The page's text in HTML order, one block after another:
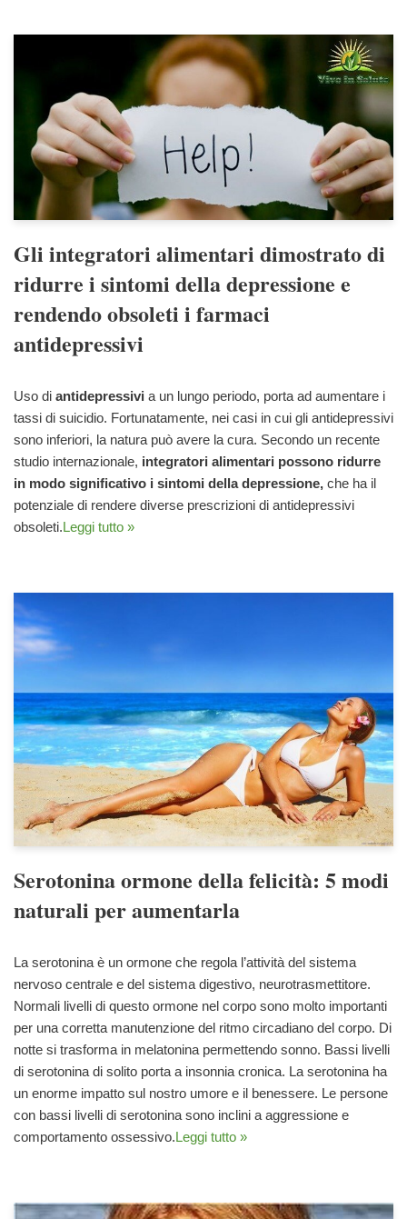
Gli integratori alimentari dimostrato di
ridurre i sintomi della depressione e
rendendo obsoleti i farmaci
antidepressivi
Uso di antidepressivi a un lungo periodo, porta ad aumentare i
tassi di suicidio. Fortunatamente, nei casi in cui gli antidepressivi
sono inferiori, la natura può avere la cura. Secondo un recente
studio internazionale, integratori alimentari possono ridurre
in modo significativo i sintomi della depressione, che ha il
potenziale di rendere diverse prescrizioni di antidepressivi
obsoleti.Leggi tutto »
Serotonina ormone della felicità: 5 modi
naturali per aumentarla
La serotonina è un ormone che regola l’attività del sistema
nervoso centrale e del sistema digestivo, neurotrasmettitore.
Normali livelli di questo ormone nel corpo sono molto importanti
per una corretta manutenzione del ritmo circadiano del corpo. Di
notte si trasforma in melatonina permettendo sonno. Bassi livelli
di serotonina di solito porta a insonnia cronica. La serotonina ha
un enorme impatto sul nostro umore e il benessere. Le persone
con bassi livelli di serotonina sono inclini a aggressione e
comportamento ossessivo.Leggi tutto »